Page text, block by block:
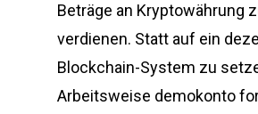
Beträge an Kryptowährung
verdienen. Statt auf ein
Blockchain-System zu
Arbeitsweise demokonto